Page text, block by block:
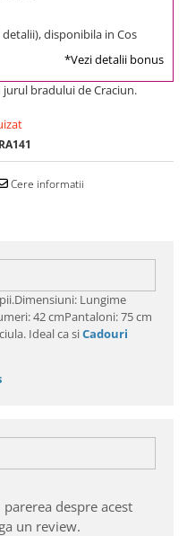
disponibila in Cos
*Vezi detalii bonus
bradului de Craciun.
Cere informatii
Lungime
42 cmPantaloni: 75 cm
Ideal ca siCadouri
despre acest
un review.